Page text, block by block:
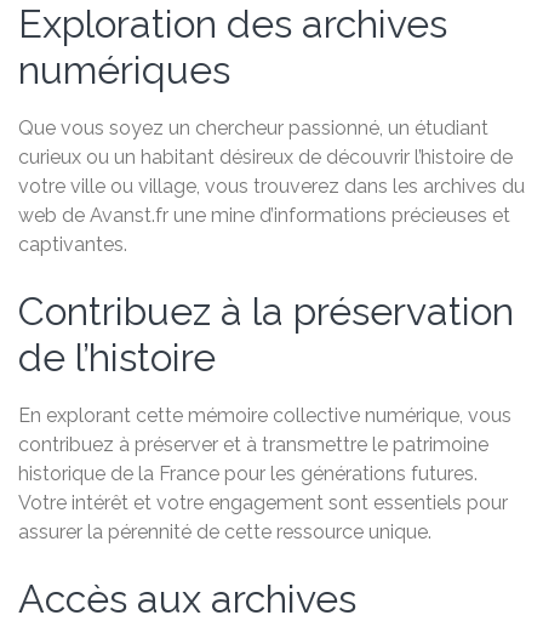
Exploration des archives
numériques
Que vous soyez un chercheur passionné, un étudiant
curieux ou un habitant désireux de découvrir l’histoire de
votre ville ou village, vous trouverez dans les archives du
web de Avanst.fr une mine d’informations précieuses et
captivantes.
Contribuez à la préservation
de l’histoire
En explorant cette mémoire collective numérique, vous
contribuez à préserver et à transmettre le patrimoine
historique de la France pour les générations futures.
Votre intérêt et votre engagement sont essentiels pour
assurer la pérennité de cette ressource unique.
Accès aux archives